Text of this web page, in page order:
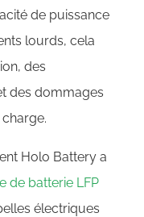
de puissance
lourds, cela
des
des dommages
Holo Battery a
de batterie LFP
électriques